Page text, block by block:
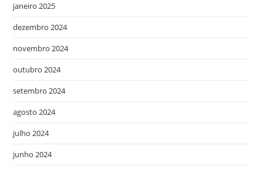
janeiro 2025
dezembro 2024
novembro 2024
outubro 2024
setembro 2024
agosto 2024
julho 2024
junho 2024